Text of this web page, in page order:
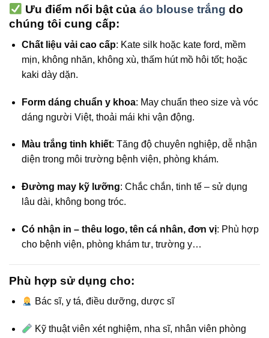
Ưu điểm nổi bật của áo blouse trắng do
chúng tôi cung cấp:
Chất liệu vải cao cấp: Kate silk hoặc kate ford, mềm
mịn, không nhăn, không xù, thấm hút mồ hôi tốt; hoặc
kaki dày dặn.
Form dáng chuẩn y khoa: May chuẩn theo size và vóc
dáng người Việt, thoải mái khi vận động.
Màu trắng tinh khiết: Tăng độ chuyên nghiệp, dễ nhận
diện trong môi trường bệnh viện, phòng khám.
Đường may kỹ lưỡng: Chắc chắn, tinh tế – sử dụng
lâu dài, không bong tróc.
Có nhận in – thêu logo, tên cá nhân, đơn vị: Phù hợp
cho bệnh viện, phòng khám tư, trường y…
Phù hợp sử dụng cho:
Bác sĩ, y tá, điều dưỡng, dược sĩ
Kỹ thuật viên xét nghiệm, nha sĩ, nhân viên phòng